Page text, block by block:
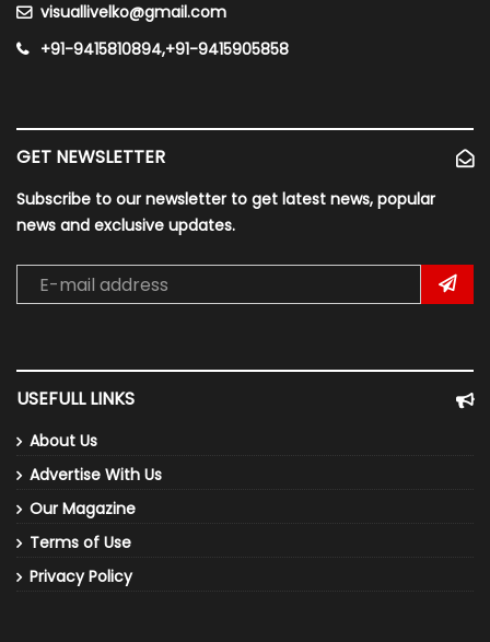
visuallivelko@gmail.com
+91-9415810894,+91-9415905858
GET NEWSLETTER
Subscribe to our newsletter to get latest news, popular
news and exclusive updates.
USEFULL LINKS
About Us
Advertise With Us
Our Magazine
Terms of Use
Privacy Policy